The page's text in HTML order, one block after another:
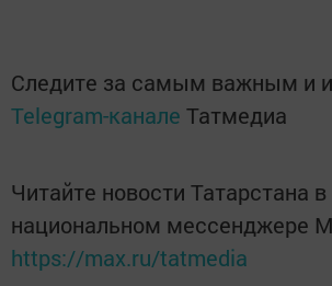
Следите за самым важным и
Telegram-канале Татмедиа
Читайте новости Татарстана в
национальном мессенджере
https://max.ru/tatmedia